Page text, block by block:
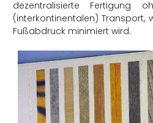
dezentralisierte Fertigung
(interkontinentalen) Transport,
Fußabdruck minimiert wird.